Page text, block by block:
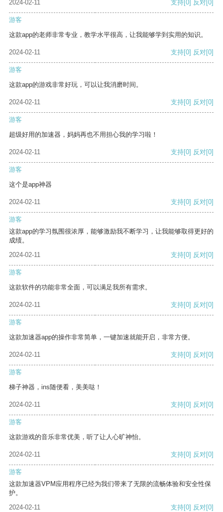
2024-02-11 支持 [0] 反对 [0]
游客
这款app的老师非常专业，教学水平很高，让我能够学到实用的知识。
2024-02-11 支持[0] 反对[0]
游客
这款app的游戏非常好玩，可以让我消磨时间。
2024-02-11 支持[0] 反对[0]
游客
超级好用的加速器，妈妈再也不用担心我的学习啦！
2024-02-11 支持[0] 反对[0]
游客
这个是app神器
2024-02-11 支持[0] 反对[0]
游客
这款app的学习氛围很浓厚，能够激励我不断学习，让我能够取得更好的
成绩。
2024-02-11
支持[0] 反对[0]
游客
这款软件的功能非常全面，可以满足我所有需求。
2024-02-11 支持[0] 反对[0]
游客
这款加速器app的操作非常简单，一键加速就能开启，非常方便。
2024-02-11 支持[0] 反对[0]
游客
梯子神器，ins随便看，美美哒！
2024-02-11 支持[0] 反对[0]
游客
这款游戏的音乐非常优美，听了让人心旷神怡。
2024-02-11 支持[0] 反对[0]
游客
这款加速器VPM应用程序已经为我们带来了无限的流畅体验和安全性保
护。
2024-02-11
支持[0] 反对[0]